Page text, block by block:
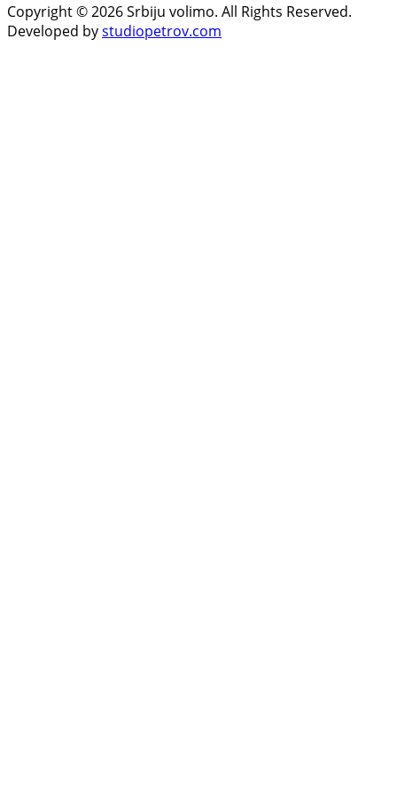
Copyright © 2026 Srbiju volimo. All Rights Reserved.
Developed bystudiopetrov.com